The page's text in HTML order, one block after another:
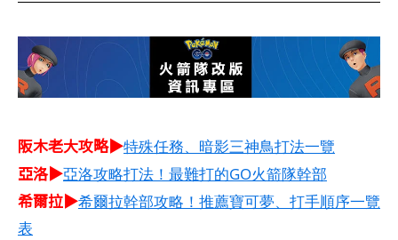
阪木老大攻略▶特殊任務、暗影三神鳥打法一覽
亞洛▶亞洛攻略打法！最難打的GO火箭隊幹部
希爾拉▶希爾拉幹部攻略！推薦寶可夢、打手順序一覽
表